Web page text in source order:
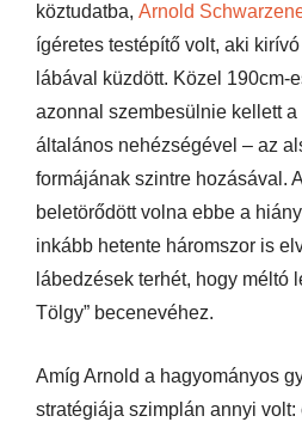
köztudatba, Arnold
ígéretes testépítő volt, aki
lábával küzdött. Közel 190cm-
azonnal szembesülnie kellett
általános nehézségével – az
formájának szintre hozásával.
beletörődött volna ebbe a
inkább hetente háromszor is
lábedzések terhét, hogy méltó
Tölgy” becenevéhez.
Amíg Arnold a hagyományos
stratégiája szimplán annyi volt: